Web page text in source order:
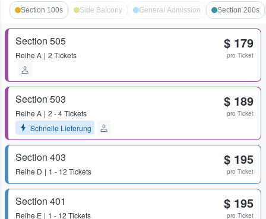
Section 100s Side Balcony General Admission Section 200s
Section 505
Reihe A 2 Tickets
$ 179
pro Ticket
Section 503
Reihe A
2 - 4 Tickets
Schnelle Lieferung
$ 189
pro Ticket
Section 403
Reihe D 1 - 12 Tickets
$ 195
pro Ticket
Section 401
Reihe E 1 - 12 Tickets
$ 195
pro Ticket